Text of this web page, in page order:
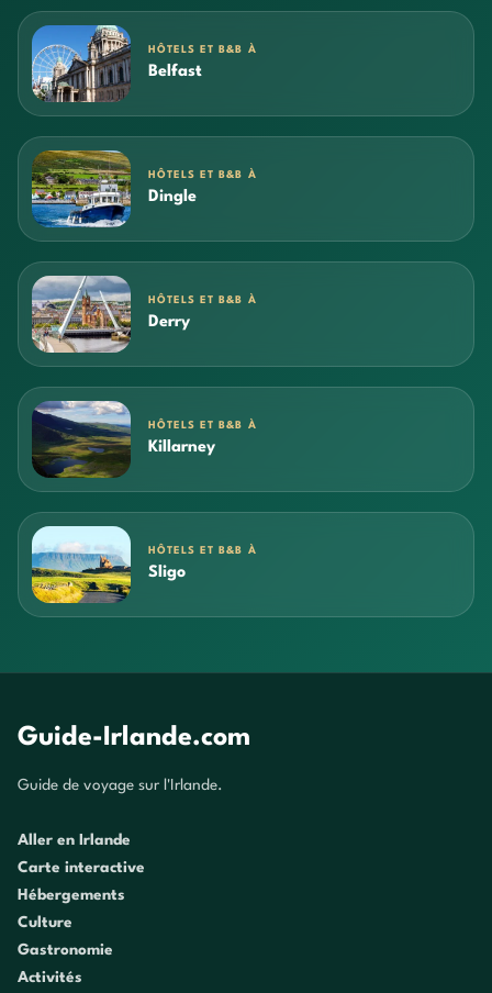
HÔTELS ET B&B À
Belfast
HÔTELS ET B&B À
Dingle
HÔTELS ET B&B À
Derry
HÔTELS ET B&B À
Killarney
HÔTELS ET B&B À
Sligo
Guide-Irlande.com
Guide de voyage sur l'Irlande.
Aller en Irlande
Carte interactive
Hébergements
Culture
Gastronomie
Activités